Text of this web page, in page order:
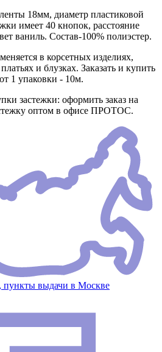
18мм, диаметр пластиковой
имеет 40 кнопок, расстояние
ваниль. Состав-100% полиэстер.
в корсетных изделиях,
и блузках. Заказать и купить
1 упаковки - 10м.
застежки: оформить заказ на
оптом в офисе ПРОТОС.
пункты выдачи в Москве